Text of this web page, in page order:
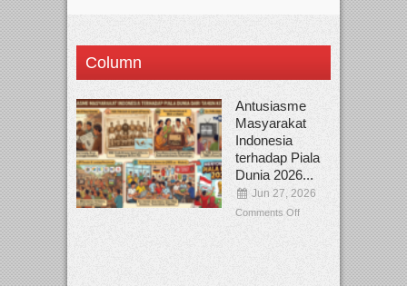
Column
Antusiasme
Masyarakat
Indonesia
terhadap Piala
Dunia 2026...
Jun 27, 2026
Comments Off